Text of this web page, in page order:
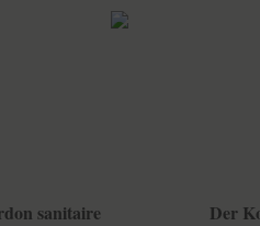
Die Europäische Union und ihr Cordon sanitaire